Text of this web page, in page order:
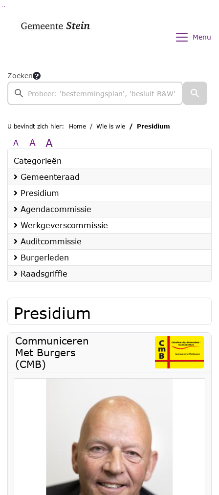
Menu
Zoeken
U bevindt zich hier: Home Wie is wie Presidium
A A A
Categorieën
Gemeenteraad
Presidium
Agendacommissie
Werkgeverscommissie
Auditcommissie
Burgerleden
Raadsgriffie
Presidium
Communiceren
Met Burgers
(CMB)